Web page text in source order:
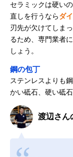
セラミックは硬い
直しを行うならダ
刃先が欠けてしま
るため、専門業者
しょう。
鋼の包丁
ステンレスよりも
かい砥石、硬い砥
渡辺さん